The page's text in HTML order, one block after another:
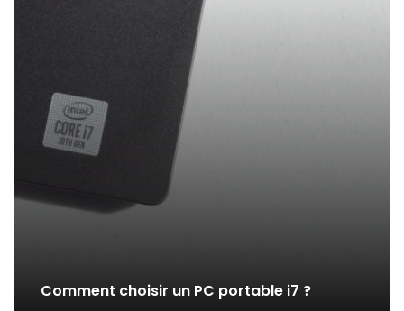
Comment choisir un PC portable i7 ?